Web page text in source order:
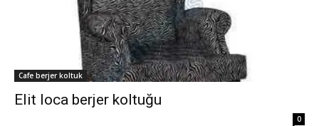
Cafe berjer koltuk
Elit loca berjer koltuğu
0